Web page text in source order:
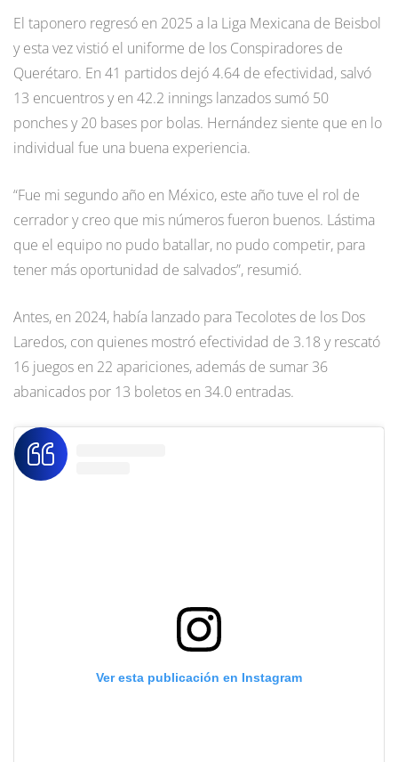
El taponero regresó en 2025 a la Liga Mexicana de Beisbol
y esta vez vistió el uniforme de los Conspiradores de
Querétaro. En 41 partidos dejó 4.64 de efectividad, salvó
13 encuentros y en 42.2 innings lanzados sumó 50
ponches y 20 bases por bolas. Hernández siente que en lo
individual fue una buena experiencia.
“Fue mi segundo año en México, este año tuve el rol de
cerrador y creo que mis números fueron buenos. Lástima
que el equipo no pudo batallar, no pudo competir, para
tener más oportunidad de salvados”, resumió.
Antes, en 2024, había lanzado para Tecolotes de los Dos
Laredos, con quienes mostró efectividad de 3.18 y rescató
16 juegos en 22 apariciones, además de sumar 36
abanicados por 13 boletos en 34.0 entradas.
Ver esta publicación en Instagram